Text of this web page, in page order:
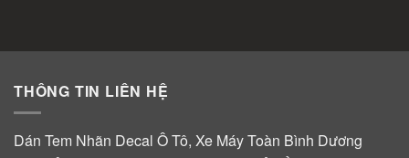
THÔNG TIN LIÊN HỆ
Dán Tem Nhãn Decal Ô Tô, Xe Máy Toàn Bình Dương